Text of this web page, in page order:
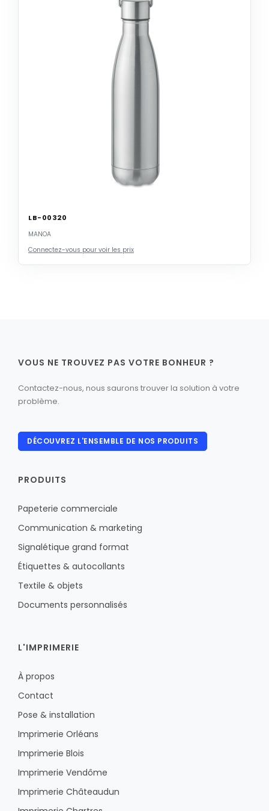
LB-00320
MANOA
Connectez-vous pour voir les prix
VOUS NE TROUVEZ PAS VOTRE BONHEUR ?
Contactez-nous, nous saurons trouver la solution à votre
problème.
DÉCOUVREZ L'ENSEMBLE DE NOS PRODUITS
PRODUITS
Papeterie commerciale
Communication & marketing
Signalétique grand format
Étiquettes & autocollants
Textile & objets
Documents personnalisés
L'IMPRIMERIE
À propos
Contact
Pose & installation
Imprimerie Orléans
Imprimerie Blois
Imprimerie Vendôme
Imprimerie Châteaudun